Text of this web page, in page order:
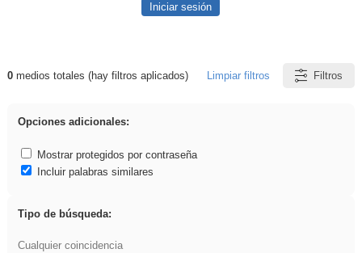
Iniciar sesión
Resultados de: ies_galileo_galilei
0medios totales (hay filtros aplicados) Limpiar filtros Filtros
Opciones adicionales:
Mostrar protegidos por contraseña
Incluir palabras similares
Tipo de búsqueda:
Cualquier coincidencia